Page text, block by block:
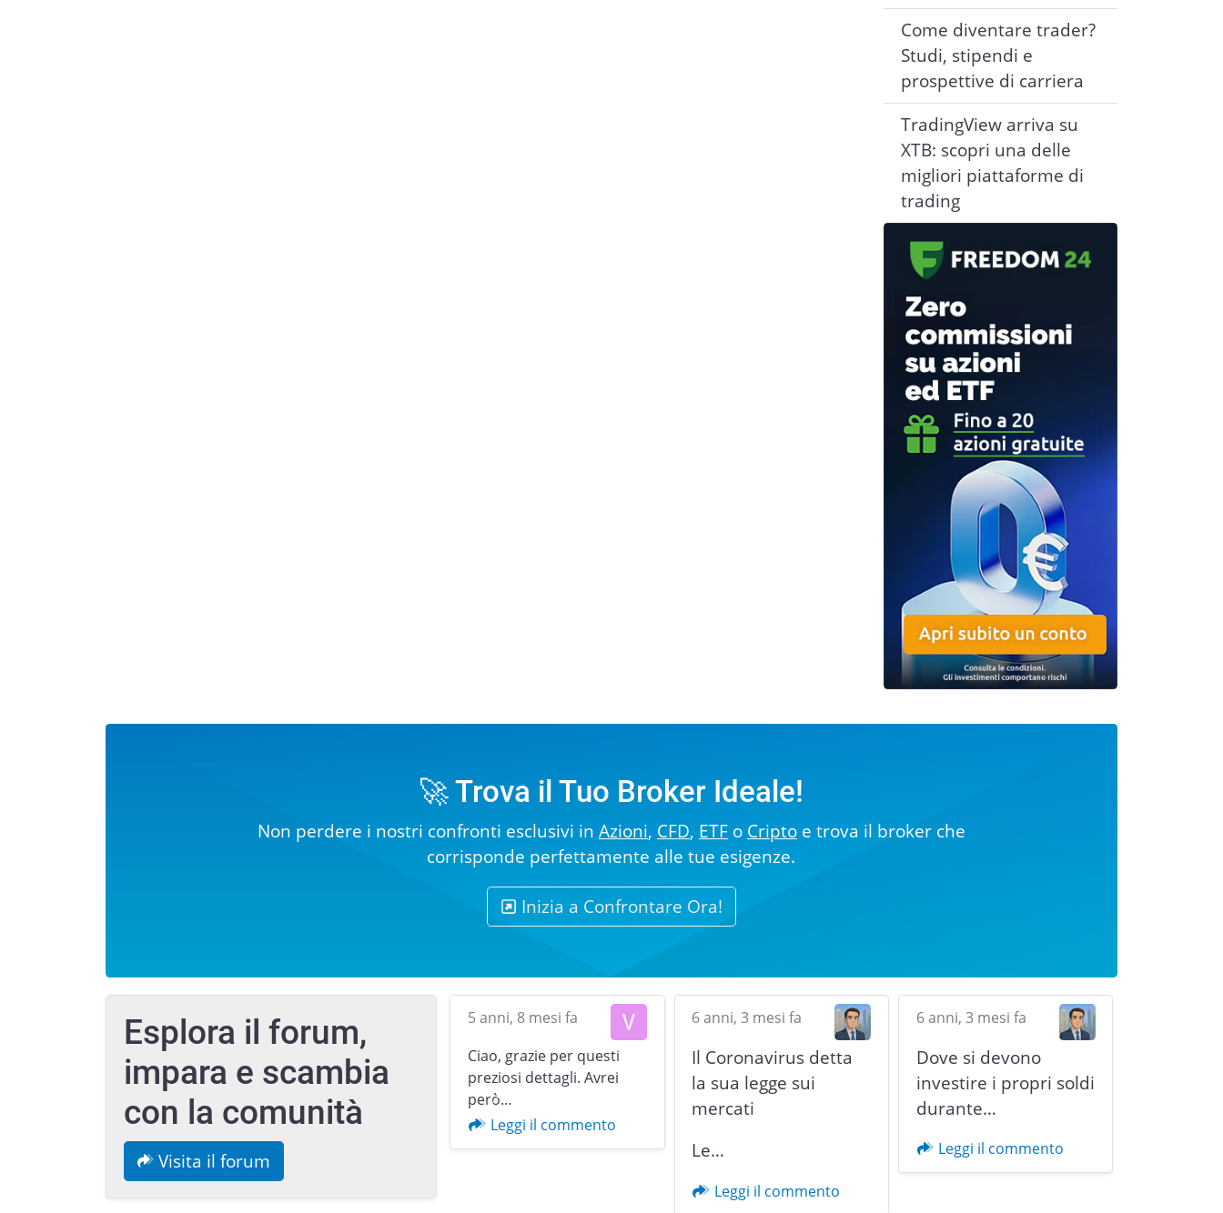
Come diventare trader?
Studi, stipendi e
prospettive di carriera
TradingView arriva su
XTB: scopri una delle
migliori piattaforme di
trading
🚀 Trova il Tuo Broker Ideale!
Non perdere i nostri confronti esclusivi in Azioni, CFD, ETFo Criptoe trova il broker che
corrisponde perfettamente alle tue esigenze.
Inizia a Confrontare Ora!
Esplora il forum,
impara e scambia
con la comunità
Visita il forum
5 anni, 8 mesi fa
Ciao, grazie per questi
preziosi dettagli. Avrei
però…
Leggi il commento
6 anni, 3 mesi fa
Il Coronavirus detta
la sua legge sui
mercati
Le…
Leggi il commento
6 anni, 3 mesi fa
Dove si devono
investire i propri soldi
durante…
Leggi il commento
Previous